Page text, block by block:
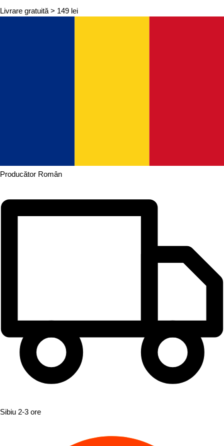
Livrare gratuită > 149 lei
Producător Român
Sibiu 2-3 ore